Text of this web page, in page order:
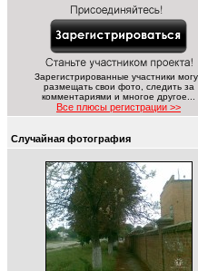
Зарегистрированные участники
размещать свои фото, следить за
комментариями и многое другое...
Все плюсы регистрации >>
Случайная фотография